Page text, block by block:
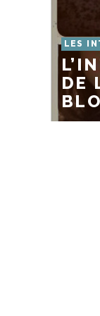
LES
DE